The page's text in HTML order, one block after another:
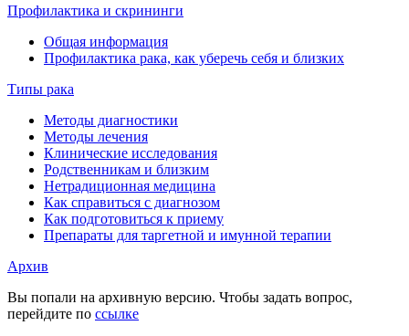
Профилактика и скрининги
Общая информация
Профилактика рака, как уберечь себя и близких
Типы рака
Методы диагностики
Методы лечения
Клинические исследования
Родственникам и близким
Нетрадиционная медицина
Как справиться с диагнозом
Как подготовиться к приему
Препараты для таргетной и имунной терапии
Архив
Вы попали на архивную версию. Чтобы задать вопрос,
перейдите по ссылке